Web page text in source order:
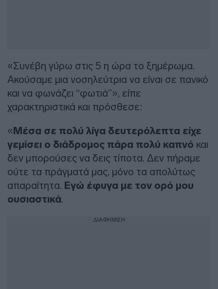
«Συνέβη γύρω στις 5 η ώρα το ξημέρωμα.
Ακούσαμε μια νοσηλεύτρια να είναι σε πανικό
και να φωνάζει “φωτιά”», είπε
χαρακτηριστικά και πρόσθεσε:
« Μέσα σε πολύ λίγα δευτερόλεπτα είχε
γεμίσει ο διάδρομος πάρα πολύ καπνό και
δεν μπορούσες να δεις τίποτα. Δεν πήραμε
ούτε τα πράγματά μας, μόνο τα απολύτως
απαραίτητα. Εγώ έφυγα με τον ορό μου
ουσιαστικά.
ΔΙΑΦΗΜΙΣΗ